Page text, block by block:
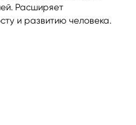
Расширяет
и развитию человека.